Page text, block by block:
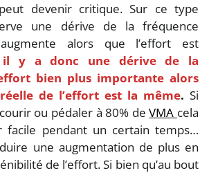
devenir critique. Sur ce type
une dérive de la fréquence
alors que l’effort est
il y a donc une dérive de la
bien plus importante alors
de l’effort est la même. Si
ou pédaler à 80% deVMA cela
facile pendant un certain temps…
une augmentation de plus en
de l’effort. Si bien qu’au bout